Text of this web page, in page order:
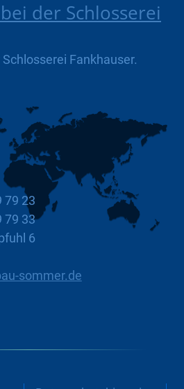
der Schlosserei
Fankhauser.
79 23
79 33
6
sommer.de